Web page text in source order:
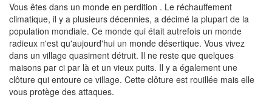
Vous êtes dans un monde en perdition . Le réchauffement
climatique, il y a plusieurs décennies, a décimé la plupart de la
population mondiale. Ce monde qui était autrefois un monde
radieux n'est qu'aujourd'hui un monde désertique. Vous vivez
dans un village quasiment détruit. Il ne reste que quelques
maisons par ci par là et un vieux puits. Il y a également une
clôture qui entoure ce village. Cette clôture est rouillée mais elle
vous protège des attaques.